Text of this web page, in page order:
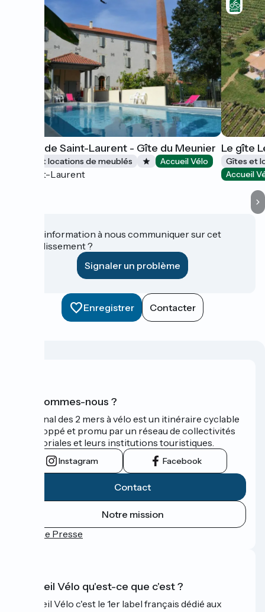
Moulin de Saint-Laurent - Gîte du Meunier
Gîtes et locations de meublés Accueil Vélo
Saint-Laurent
Le gîte
Gîtes et
Accueil
Une information à nous communiquer sur cet
établissement ?
Signaler un problème
Enregistrer Contacter
Qui sommes-nous ?
Le Canal des 2 mers à vélo est un itinéraire cyclable
développé et promu par un réseau de collectivités
territoriales et leurs institutions touristiques.
Instagram Facebook
Contact
Notre mission
Espace Presse
Accueil Vélo qu'est-ce que c'est ?
Accueil Vélo c'est le 1er label français dédié aux